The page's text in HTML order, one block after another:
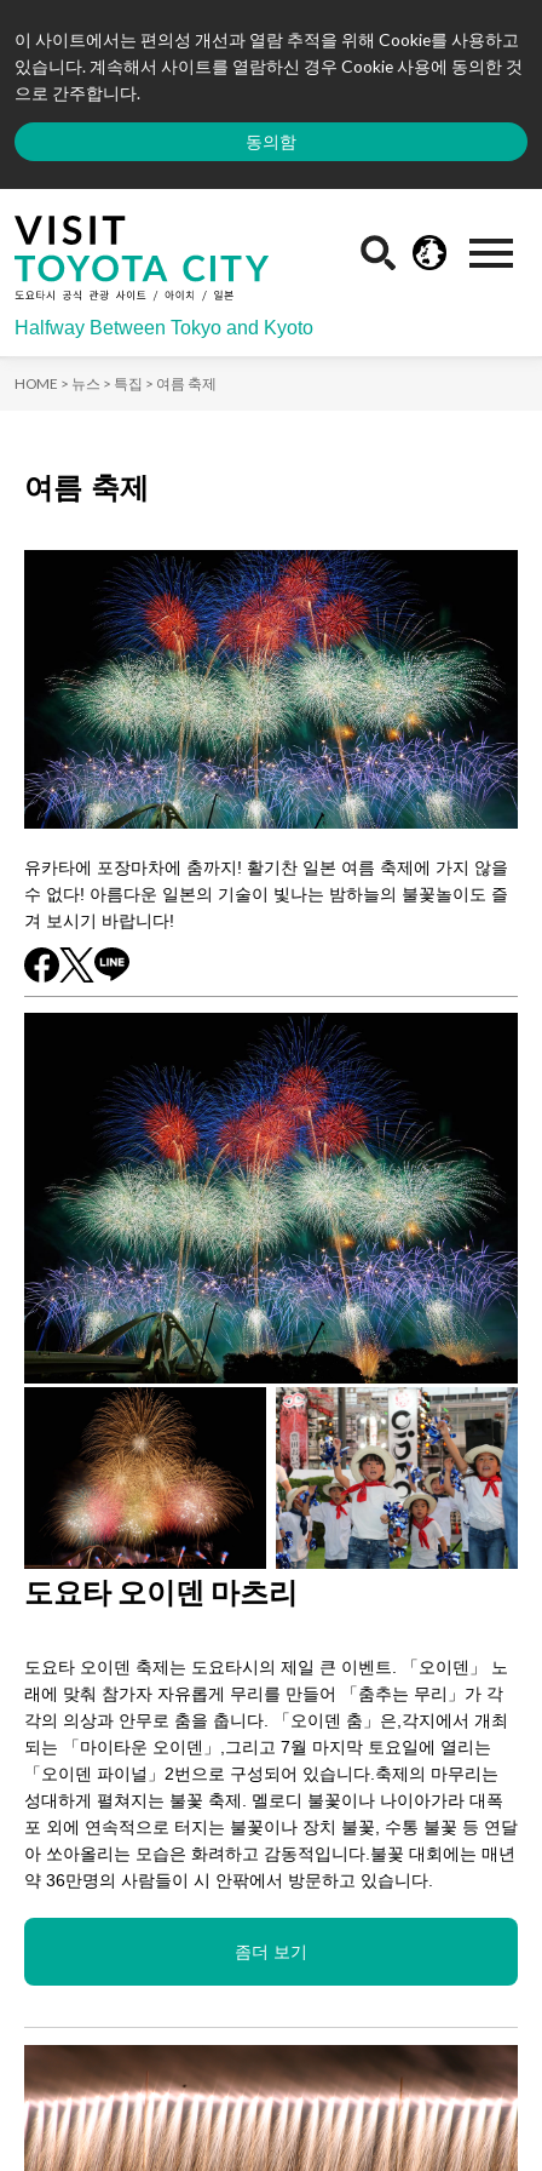
이 사이트에서는 편의성 개선과 열람 추적을 위해 Cookie를 사용하고
있습니다. 계속해서 사이트를 열람하신 경우 Cookie 사용에 동의한 것
으로 간주합니다.
동의함
Halfway Between Tokyo and Kyoto
HOME > 뉴스 > 특집 > 여름 축제
여름 축제
유카타에 포장마차에 춤까지! 활기찬 일본 여름 축제에 가지 않을
수 없다! 아름다운 일본의 기술이 빛나는 밤하늘의 불꽃놀이도 즐
겨 보시기 바랍니다!
도요타 오이덴 마츠리
도요타 오이덴 축제는 도요타시의 제일 큰 이벤트. 「오이덴」 노
래에 맞춰 참가자 자유롭게 무리를 만들어 「춤추는 무리」가 각
각의 의상과 안무로 춤을 춥니다. 「오이덴 춤」은,각지에서 개최
되는 「마이타운 오이덴」,그리고 7월 마지막 토요일에 열리는
「오이덴 파이널」2번으로 구성되어 있습니다.축제의 마무리는
성대하게 펼쳐지는 불꽃 축제. 멜로디 불꽃이나 나이아가라 대폭
포 외에 연속적으로 터지는 불꽃이나 장치 불꽃, 수통 불꽃 등 연달
아 쏘아올리는 모습은 화려하고 감동적입니다.불꽃 대회에는 매년
약 36만명의 사람들이 시 안팎에서 방문하고 있습니다.
좀더 보기